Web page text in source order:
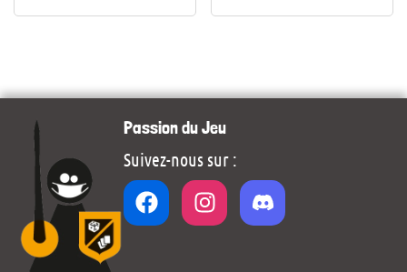
Passion du Jeu
Suivez-nous sur :